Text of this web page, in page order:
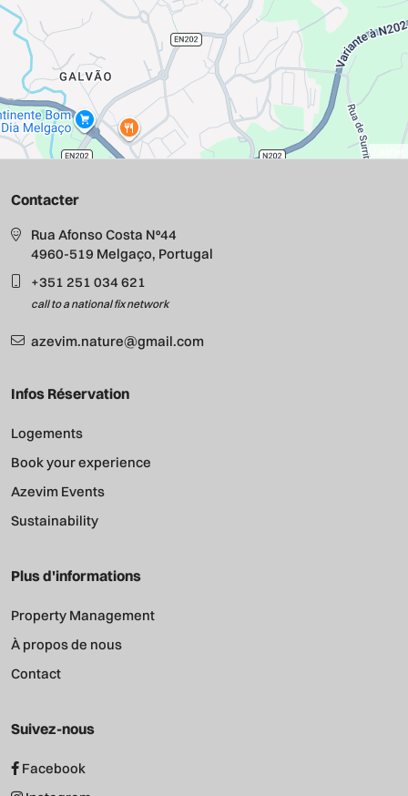
Contacter
Rua Afonso Costa Nº44
4960-519 Melgaço, Portugal
+351 251 034 621
call to a national fix network
azevim.nature@gmail.com
Infos Réservation
Logements
Book your experience
Azevim Events
Sustainability
Plus d'informations
Property Management
À propos de nous
Contact
Suivez-nous
Facebook